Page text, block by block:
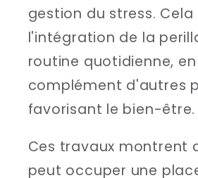
gestion du stress.
l'intégration de la
routine quotidienne, en
complément d'autres
favorisant le bien-être.
Ces travaux montrent
peut occuper une